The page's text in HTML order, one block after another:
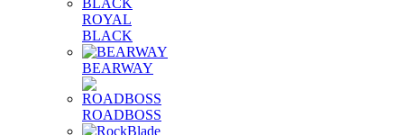
ROYAL
BLACK
BEARWAY
ROADBOSS